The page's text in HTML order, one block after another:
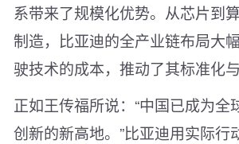
系带来了规模化优势。从芯片到
制造，比亚迪的全产业链布局大
驶技术的成本，推动了其标准化与
正如王传福所说：“中国已成为全
创新的新高地。”比亚迪用实际行